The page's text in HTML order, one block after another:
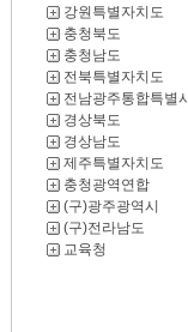
강원특별자치도
충청북도
충청남도
전북특별자치도
전남광주통합특별시
경상북도
경상남도
제주특별자치도
충청광역연합
(구)광주광역시
(구)전라남도
교육청